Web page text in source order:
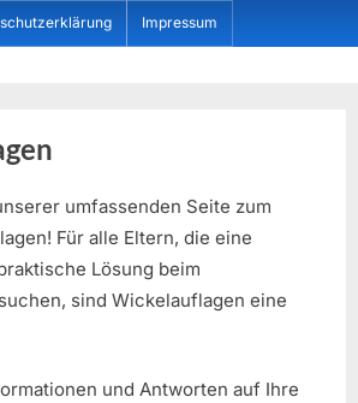
Impressum
umfassenden Seite zum
Für alle Eltern, die eine
Lösung beim
sind Wickelauflagen eine
und Antworten auf Ihre